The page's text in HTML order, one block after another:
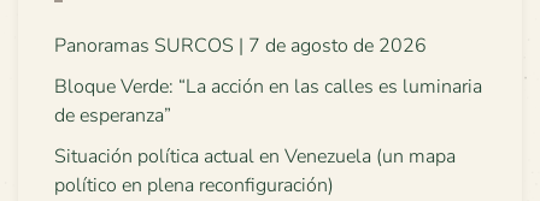
Panoramas SURCOS | 7 de agosto de 2026
Bloque Verde: “La acción en las calles es luminaria
de esperanza”
Situación política actual en Venezuela (un mapa
político en plena reconfiguración)